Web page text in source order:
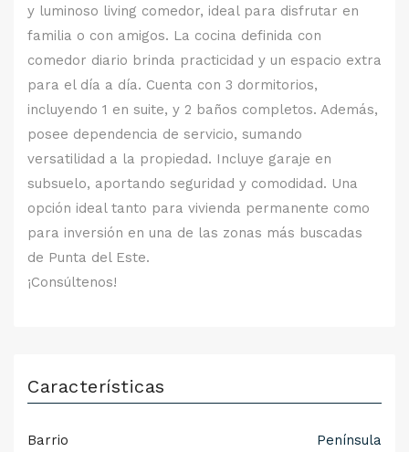
y luminoso living comedor, ideal para disfrutar en
familia o con amigos. La cocina definida con
comedor diario brinda practicidad y un espacio extra
para el día a día. Cuenta con 3 dormitorios,
incluyendo 1 en suite, y 2 baños completos. Además,
posee dependencia de servicio, sumando
versatilidad a la propiedad. Incluye garaje en
subsuelo, aportando seguridad y comodidad. Una
opción ideal tanto para vivienda permanente como
para inversión en una de las zonas más buscadas
de Punta del Este.
¡Consúltenos!
Características
Barrio
Península